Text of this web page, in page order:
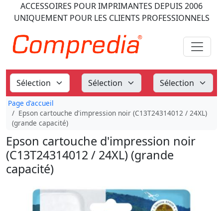
ACCESSOIRES POUR IMPRIMANTES DEPUIS 2006
UNIQUEMENT POUR LES CLIENTS PROFESSIONNELS
Page d'accueil
Epson cartouche d'impression noir (C13T24314012 / 24XL)
(grande capacité)
Epson cartouche d'impression noir
(C13T24314012 / 24XL) (grande
capacité)